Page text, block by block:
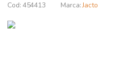
454413 Jacto